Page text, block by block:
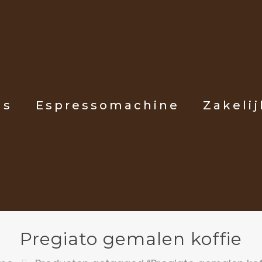
Espressomachine
Pregiato gemalen koffie